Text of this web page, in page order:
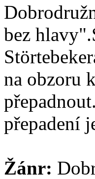
bez
na obzoru
přepadení
Žánr: